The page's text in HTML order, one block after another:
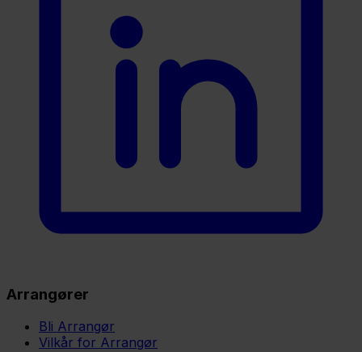
Arrangører
Bli Arrangør
Vilkår for Arrangør